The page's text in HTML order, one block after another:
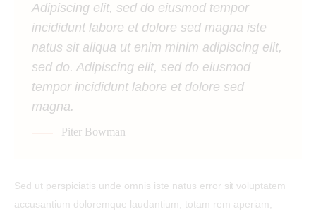
Adipiscing elit, sed do eiusmod tempor
incididunt labore et dolore sed magna iste
natus sit aliqua ut enim minim adipiscing elit,
sed do. Adipiscing elit, sed do eiusmod
tempor incididunt labore et dolore sed
magna.
Piter Bowman
Sed ut perspiciatis unde omnis iste natus error sit voluptatem
accusantium doloremque laudantium, totam rem aperiam,